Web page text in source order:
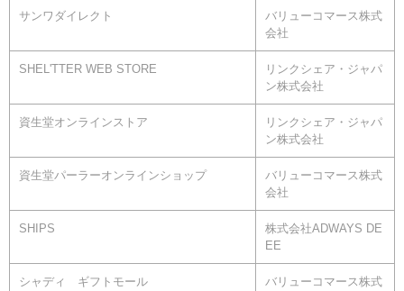
サンワダイレクト
バリューコマース株式
会社
SHEL'TTER WEB STORE
リンクシェア・ジャパ
ン株式会社
資生堂オンラインストア
リンクシェア・ジャパ
ン株式会社
資生堂パーラーオンラインショップ
バリューコマース株式
会社
SHIPS
株式会社ADWAYS DE
EE
シャディ ギフトモール
バリューコマース株式